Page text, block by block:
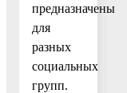
предназначены
для
разных
социальных
групп.